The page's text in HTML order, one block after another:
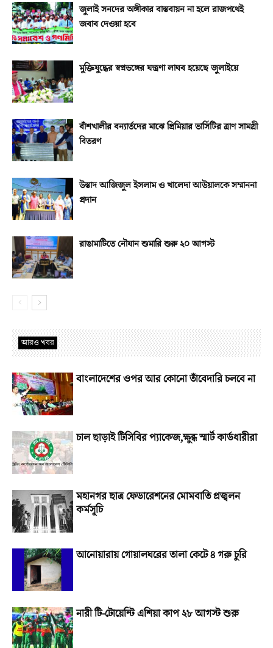
জুলাই সনদের অঙ্গীকার বাস্তবায়ন না হলে রাজপথেই
জবাব দেওয়া হবে
মুক্তিযুদ্ধের স্বপ্নভঙ্গের যন্ত্রণা লাঘব হয়েছে জুলাইয়ে
বাঁশখালীর বন্যার্তদের মাঝে প্রিমিয়ার ভার্সিটির ত্রাণ সামগ্রী
বিতরণ
উস্তাদ আজিজুল ইসলাম ও খালেদা আউয়ালকে সম্মাননা
প্রদান
রাঙামাটিতে নৌযান শুমারি শুরু ২০ আগস্ট
আরও খবর
বাংলাদেশের ওপর আর কোনো তাঁবেদারি চলবে না
চাল ছাড়াই টিসিবির প্যাকেজ,ক্ষুব্ধ স্মার্ট কার্ডধারীরা
মহানগর ছাত্র ফেডারেশনের মোমবাতি প্রজ্বলন
কর্মসূচি
আনোয়ারায় গোয়ালঘরের তালা কেটে ৪ গরু চুরি
নারী টি-টোয়েন্টি এশিয়া কাপ ২৮ আগস্ট শুরু